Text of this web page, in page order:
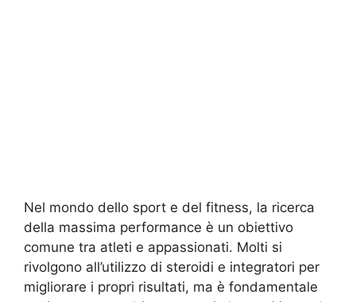
Nel mondo dello sport e del fitness, la ricerca
della massima performance è un obiettivo
comune tra atleti e appassionati. Molti si
rivolgono all’utilizzo di steroidi e integratori per
migliorare i propri risultati, ma è fondamentale